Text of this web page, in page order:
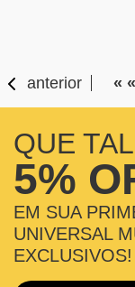
anterior « «
QUE TAL
5%
EM SUA
UNIVERSAL
EXCLUSIVOS!